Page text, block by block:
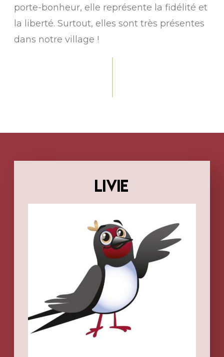
porte-bonheur, elle représente la fidélité et
la liberté. Surtout, elles sont très présentes
dans notre village !
LIVIE